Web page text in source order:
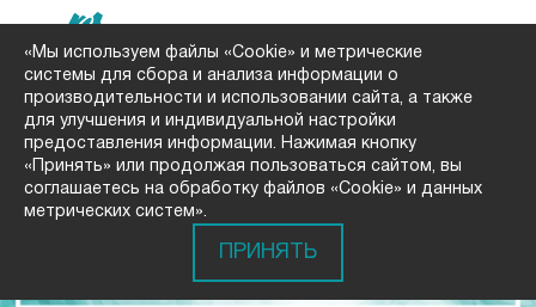
«Мы используем файлы «Cookie» и метрические
системы для сбора и анализа информации о
производительности и использовании сайта, а также
для улучшения и индивидуальной настройки
предоставления информации. Нажимая кнопку
«Принять» или продолжая пользоваться сайтом, вы
соглашаетесь на обработку файлов «Cookie» и данных
метрических систем».
ПРИНЯТЬ